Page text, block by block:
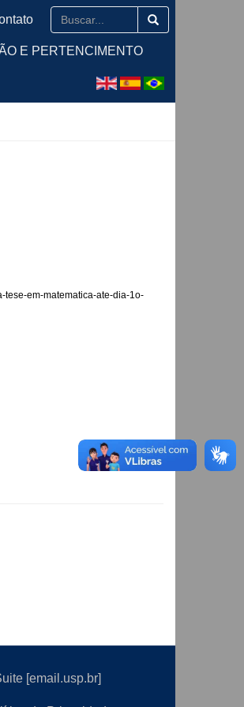
E PERTENCIMENTO
tese-em-matematica-ate-dia-1o-
[email.usp.br]